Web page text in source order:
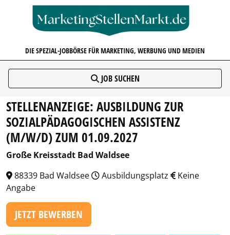
DIE SPEZIAL-JOBBÖRSE FÜR MARKETING, WERBUNG UND MEDIEN
JOB SUCHEN
STELLENANZEIGE: AUSBILDUNG ZUR
SOZIALPÄDAGOGISCHEN ASSISTENZ
(M/W/D) ZUM 01.09.2027
Große Kreisstadt Bad Waldsee
88339 Bad Waldsee
Ausbildungsplatz
Keine
Angabe
JETZT BEWERBEN